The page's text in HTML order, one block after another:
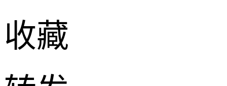
收藏